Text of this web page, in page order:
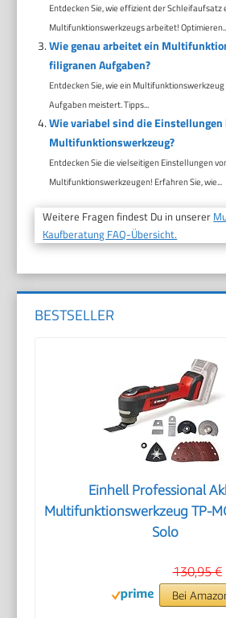
Entdecken Sie, wie effizient der Schleifaufsatz
Multifunktionswerkzeugs arbeitet!
Wie genau arbeitet ein
filigranen Aufgaben?
Entdecken Sie, wie ein
Aufgaben meistert. Tipps...
Wie variabel sind die Einstellungen
Multifunktionswerkzeug?
Entdecken Sie die vielseitigen Einstellungen
Multifunktionswerkzeugen! Erfahren Sie, wie...
Weitere Fragen findest Du in unserer
Kaufberatung FAQ-Übersicht.
BESTSELLER
Einhell Professional
Multifunktionswerkzeug TP-
Solo
130,95 €
Bei